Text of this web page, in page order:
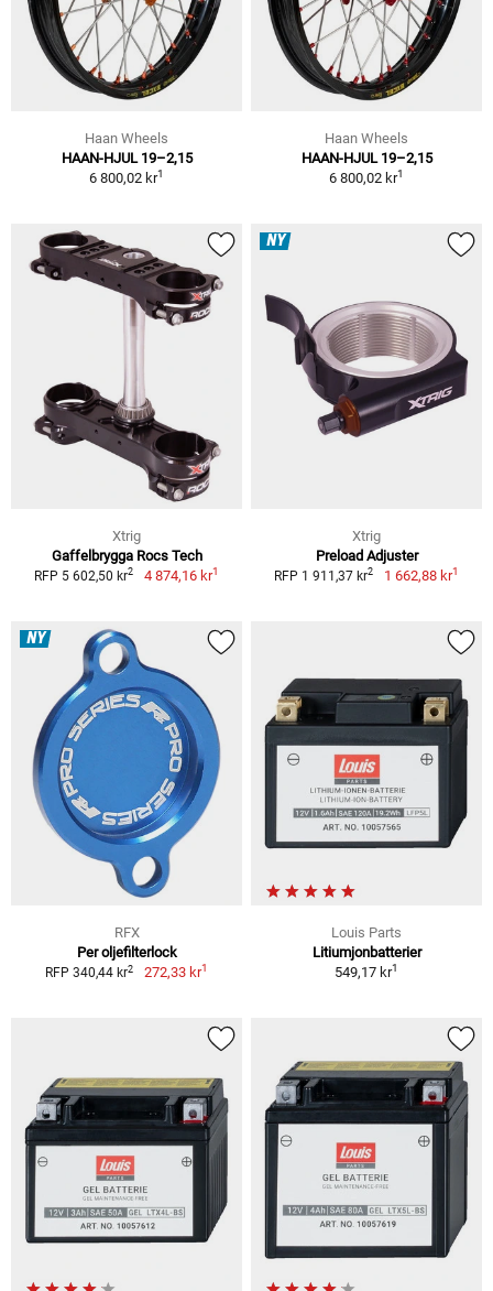
Haan Wheels
HAAN-HJUL 19–2,15
6 800,02 kr1
Haan Wheels
HAAN-HJUL 19–2,15
6 800,02 kr1
Xtrig
Gaffelbrygga Rocs Tech
RFP 5 602,50 kr2 4 874,16 kr1
NY
Xtrig
Preload Adjuster
RFP 1 911,37 kr2 1 662,88 kr1
NY
RFX
Per oljefilterlock
RFP 340,44 kr2 272,33 kr1
Louis Parts
Litiumjonbatterier
549,17 kr1